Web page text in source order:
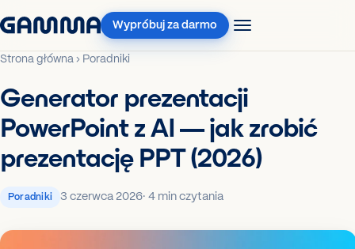
Wypróbuj za darmo
Strona główna › Poradniki
Generator prezentacji
PowerPoint z AI — jak zrobić
prezentację PPT (2026)
Poradniki 3 czerwca 2026· 4 min czytania